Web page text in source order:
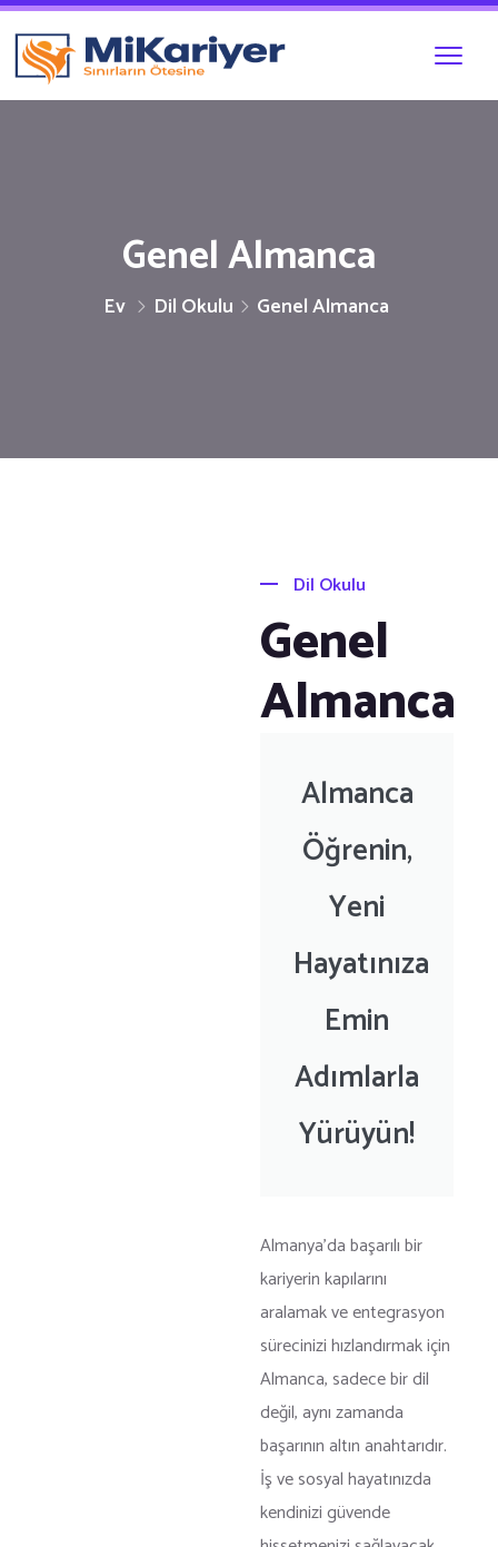
Genel Almanca
Ev Dil Okulu Genel Almanca
Dil Okulu
Genel
Almanca
Almanca
Öğrenin,
Yeni
Hayatınıza
Emin
Adımlarla
Yürüyün!
Almanya’da başarılı bir
kariyerin kapılarını
aralamak ve entegrasyon
sürecinizi hızlandırmak için
Almanca, sadece bir dil
değil, aynı zamanda
başarının altın anahtarıdır.
İş ve sosyal hayatınızda
kendinizi güvende